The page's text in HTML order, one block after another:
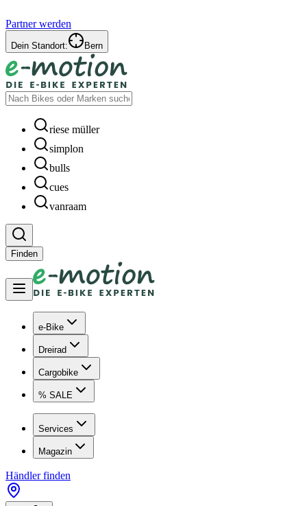
Partner werden
Dein Standort: Bern
riese müller
simplon
bulls
cues
vanraam
Finden
e-Bike
Dreirad
Cargobike
% SALE
Services
Magazin
Händler finden